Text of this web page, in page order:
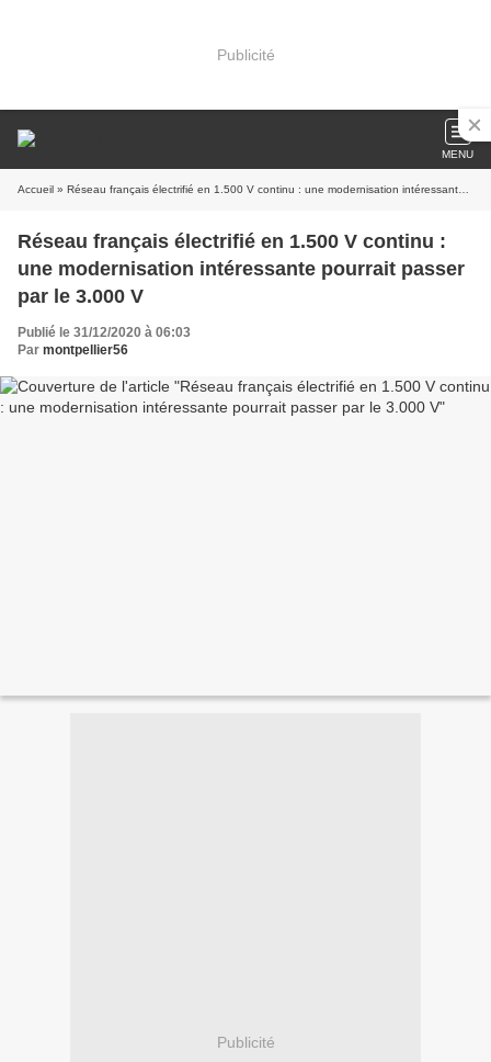
Publicité
MENU
Accueil » Réseau français électrifié en 1.500 V continu : une modernisation intéressante pourrait passer par le 3.000 V
Réseau français électrifié en 1.500 V continu :
une modernisation intéressante pourrait passer
par le 3.000 V
Publié le 31/12/2020 à 06:03
Par montpellier56
Publicité